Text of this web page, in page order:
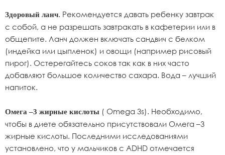
Здоровый ланч. Рекомендуется давать ребенку завтрак
с собой, а не разрешать завтракать в кафетерии или в
общепите. Ланч должен включать сандвич с белком
(индейка или цыпленок) и овощи (например рисовый
пирог). Остерегайтесь соков так как в них часто
добавляют большое количество сахара. Вода – лучший
напиток.
Омега –3 жирные кислоты ( Omega 3s). Необходимо,
чтобы в диете обязательно присутствовали Омега –3
жирные кислоты. Последними исследованиями
установлено, что у мальчиков с ADHD отмечается